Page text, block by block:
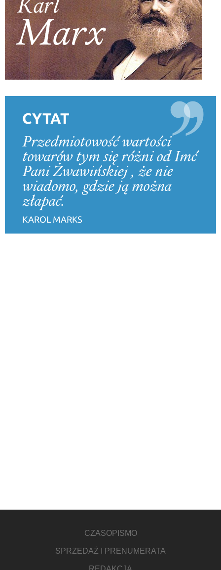
CYTAT
Przedmiotowość wartości
towarów tym się różni od Imć
Pani Żwawińskiej , że nie
wiadomo, gdzie ją można
złapać.
KAROL MARKS
CZASOPISMO
SPRZEDAŻ I PRENUMERATA